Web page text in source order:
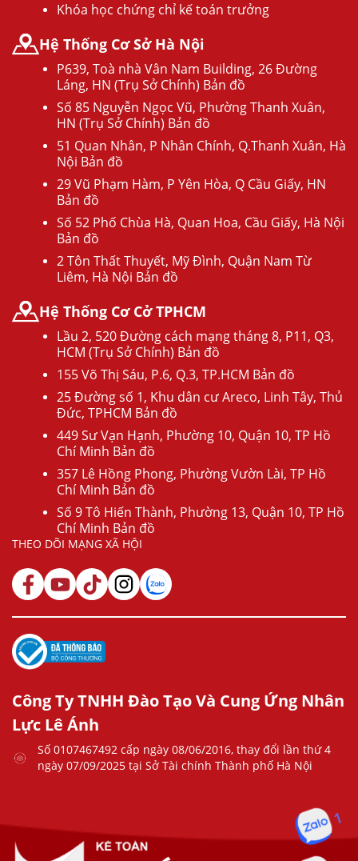
Khóa học chứng chỉ kế toán trưởng
Hệ Thống Cơ Sở Hà Nội
P639, Toà nhà Vân Nam Building, 26 Đường
Láng, HN (Trụ Sở Chính) Bản đồ
Số 85 Nguyễn Ngọc Vũ, Phường Thanh Xuân,
HN (Trụ Sở Chính) Bản đồ
51 Quan Nhân, P Nhân Chính, Q.Thanh Xuân, Hà
Nội Bản đồ
29 Vũ Phạm Hàm, P Yên Hòa, Q Cầu Giấy, HN
Bản đồ
Số 52 Phố Chùa Hà, Quan Hoa, Cầu Giấy, Hà Nội
Bản đồ
2 Tôn Thất Thuyết, Mỹ Đình, Quận Nam Từ
Liêm, Hà Nội Bản đồ
Hệ Thống Cơ Cở TPHCM
Lầu 2, 520 Đường cách mạng tháng 8, P11, Q3,
HCM (Trụ Sở Chính) Bản đồ
155 Võ Thị Sáu, P.6, Q.3, TP.HCM Bản đồ
25 Đường số 1, Khu dân cư Areco, Linh Tây, Thủ
Đức, TPHCM Bản đồ
449 Sư Vạn Hạnh, Phường 10, Quận 10, TP Hồ
Chí Minh Bản đồ
357 Lê Hồng Phong, Phường Vườn Lài, TP Hồ
Chí Minh Bản đồ
Số 9 Tô Hiến Thành, Phường 13, Quận 10, TP Hồ
Chí Minh Bản đồ
THEO DÕI MẠNG XÃ HỘI
Công Ty TNHH Đào Tạo Và Cung Ứng Nhân
Lực Lê Ánh
Số 0107467492 cấp ngày 08/06/2016, thay đổi lần thứ 4
ngày 07/09/2025 tại Sở Tài chính Thành phố Hà Nội
1